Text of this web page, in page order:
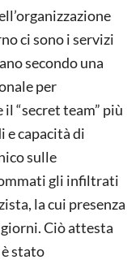
ci sono i servizi
secondo una
per
“secret team” più
e capacità di
sulle
gli infiltrati
la cui presenza
Ciò attesta
stato